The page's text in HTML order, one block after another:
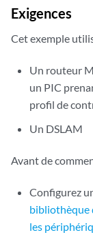
Exigences
Cet exemple
Un routeur
un PIC
profil de
Un DSLAM
Avant de
Configurez
bibliothèque
les